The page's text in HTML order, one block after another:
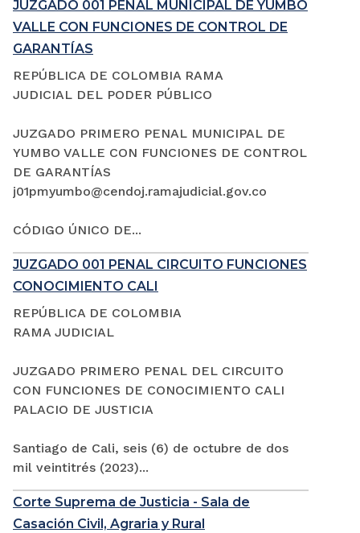
JUZGADO 001 PENAL MUNICIPAL DE YUMBO
VALLE CON FUNCIONES DE CONTROL DE
GARANTÍAS
REPÚBLICA DE COLOMBIA RAMA
JUDICIAL DEL PODER PÚBLICO
JUZGADO PRIMERO PENAL MUNICIPAL DE
YUMBO VALLE CON FUNCIONES DE CONTROL
DE GARANTÍAS
j01pmyumbo@cendoj.ramajudicial.gov.co
CÓDIGO ÚNICO DE...
JUZGADO 001 PENAL CIRCUITO FUNCIONES
CONOCIMIENTO CALI
REPÚBLICA DE COLOMBIA
RAMA JUDICIAL
JUZGADO PRIMERO PENAL DEL CIRCUITO
CON FUNCIONES DE CONOCIMIENTO CALI
PALACIO DE JUSTICIA
Santiago de Cali, seis (6) de octubre de dos
mil veintitrés (2023)...
Corte Suprema de Justicia - Sala de
Casación Civil, Agraria y Rural